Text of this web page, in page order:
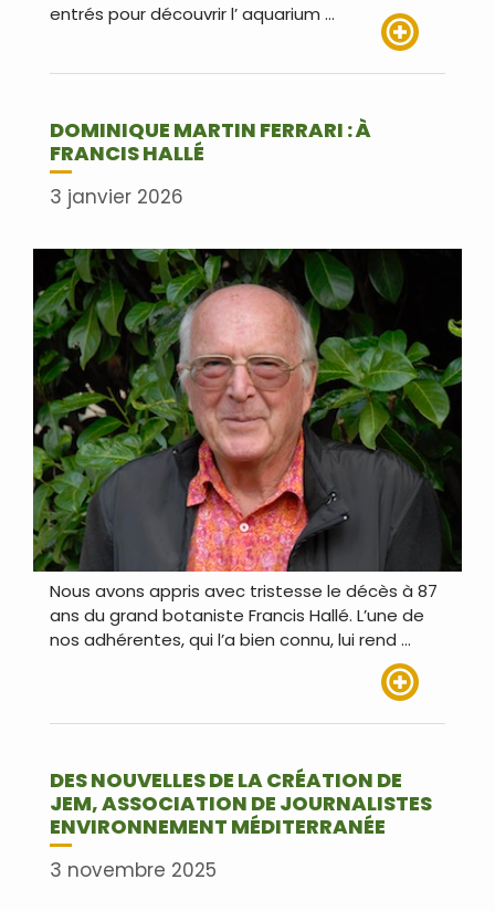
entrés pour découvrir l’ aquarium …
DOMINIQUE MARTIN FERRARI : À
FRANCIS HALLÉ
3 janvier 2026
Nous avons appris avec tristesse le décès à 87
ans du grand botaniste Francis Hallé. L’une de
nos adhérentes, qui l’a bien connu, lui rend …
DES NOUVELLES DE LA CRÉATION DE
JEM, ASSOCIATION DE JOURNALISTES
ENVIRONNEMENT MÉDITERRANÉE
3 novembre 2025